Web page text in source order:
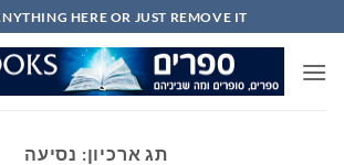
to
content
HERE OR JUST REMOVE IT...
תג ארכיון: נסיעה